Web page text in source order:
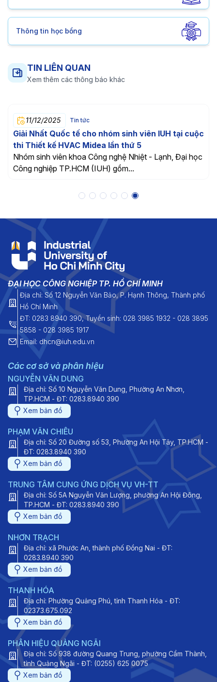
Thông tin học bổng
TIN LIÊN QUAN
Xem thêm các thông báo khác
11/12/2025 Tin tức
Giải Nhất Quốc tế cho nhóm sinh viên IUH tại cuộc
thi Thiết kế HVAC Midea lần thứ 5
Nhóm sinh viên khoa Công nghệ Nhiệt - Lạnh, Đại học
Công nghiệp TP.HCM (IUH) gồm...
ĐẠI HỌC CÔNG NGHIỆP TP. HỒ CHÍ MINH
Địa chỉ: Số 12 Nguyễn Văn Bảo, P. Hạnh Thông, Thành phố
Hồ Chí Minh
ĐT: 0283 8940 390, Tuyển sinh: 028 3985 1932 - 028 3895
5858 - 028 3985 1917
Email: dhcn@iuh.edu.vn
Các cơ sở và phân hiệu
NGUYỄN VĂN DUNG
Địa chỉ: Số 10 Nguyễn Văn Dung, Phường An Nhơn,
TP.HCM - ĐT: 0283.8940 390
Xem bản đồ
PHẠM VĂN CHIÊU
Địa chỉ: Số 20 Đường số 53, Phường An Hội Tây, TP.HCM -
ĐT: 0283.8940 390
Xem bản đồ
TRUNG TÂM CUNG ỨNG DỊCH VỤ VH-TT
Địa chỉ: Số 5A Nguyễn Văn Lượng, phường An Hội Đông,
TP.HCM - ĐT: 0283.8940 390
Xem bản đồ
NHƠN TRẠCH
Địa chỉ: xã Phước An, thành phố Đồng Nai - ĐT:
0283.8940 390
Xem bản đồ
THANH HÓA
Địa chỉ: Phường Quảng Phú, tỉnh Thanh Hóa - ĐT:
02373.675.092
Xem bản đồ
PHÂN HIỆU QUẢNG NGÃI
Địa chỉ: Số 938 đường Quang Trung, phường Cẩm Thành,
tỉnh Quảng Ngãi - ĐT: (0255) 625 0075
Xem bản đồ